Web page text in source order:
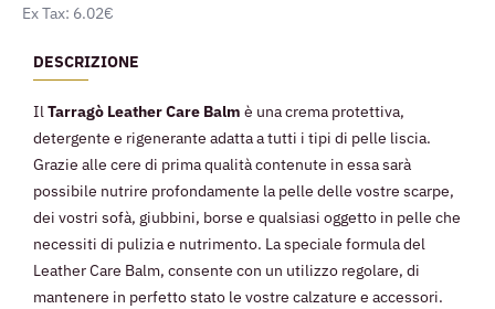
Ex Tax: 6.02€
DESCRIZIONE
IlTarragò Leather Care Balm è una crema protettiva,
detergente e rigenerante adatta a tutti i tipi di pelle liscia.
Grazie alle cere di prima qualità contenute in essa sarà
possibile nutrire profondamente la pelle delle vostre scarpe,
dei vostri sofà, giubbini, borse e qualsiasi oggetto in pelle che
necessiti di pulizia e nutrimento. La speciale formula del
Leather Care Balm, consente con un utilizzo regolare, di
mantenere in perfetto stato le vostre calzature e accessori.